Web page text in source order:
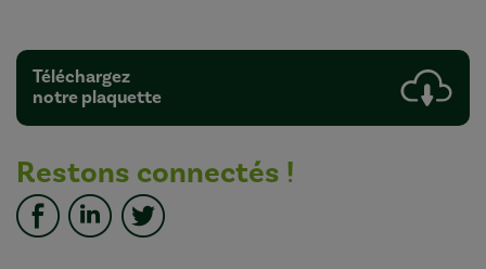
Téléchargez
notre plaquette
Restons connectés !